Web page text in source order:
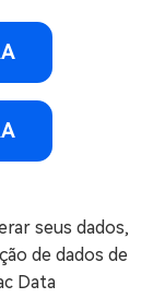
seus dados,
de dados de
Data